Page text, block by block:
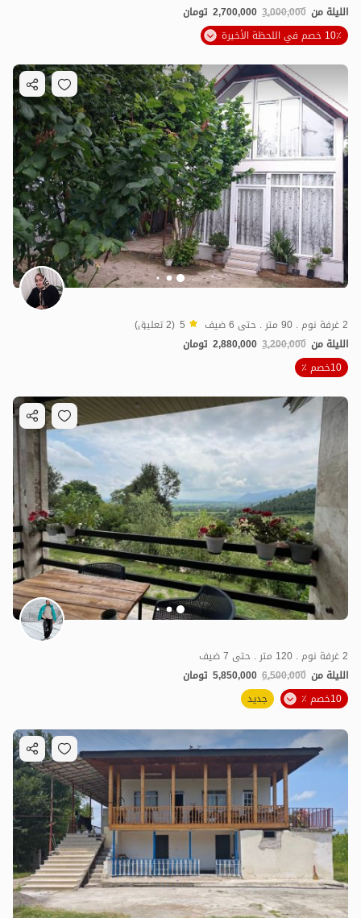
الليلة من 3,000,000
2,700,000 تومان
10٪ خصم في اللحظة الأخيرة
2 غرفة نوم . 90 متر . حتى 6 ضيف 5 (2 تعليق)
الليلة من 3,200,000
2,880,000 تومان
10خصم ٪
2 غرفة نوم . 120 متر . حتى 7 ضيف
الليلة من 6,500,000
5,850,000 تومان
10خصم ٪
جديد